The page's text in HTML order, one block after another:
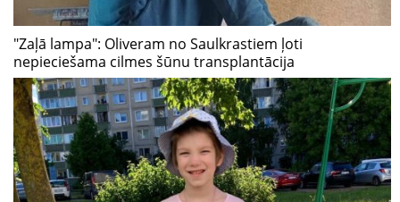
"Zaļā lampa": Oliveram no Saulkrastiem ļoti
nepieciešama cilmes šūnu transplantācija